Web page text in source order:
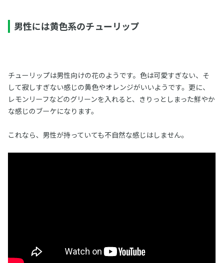
男性には黄色系のチューリップ
チューリップは男性向けの花のようです。色は可愛すぎない、そ
して寂しすぎない感じの黄色やオレンジがいいようです。更に、
レモンリーフなどのグリーンを入れると、きりっとしまった鮮やか
な感じのブーケになります。
これなら、男性が持っていても不自然な感じはしません。